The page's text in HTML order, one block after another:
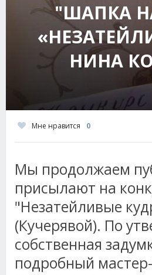
"ШАПКА
НИНА
Мне нравится 0
Мы продолжаем
присылают на
"Незатейливые
(Кучерявой). По
собственная
подробный